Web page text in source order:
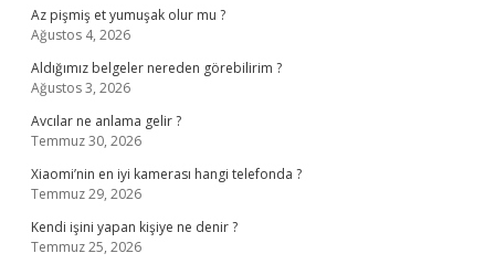
Az pişmiş et yumuşak olur mu ?
Ağustos 4, 2026
Aldığımız belgeler nereden görebilirim ?
Ağustos 3, 2026
Avcılar ne anlama gelir ?
Temmuz 30, 2026
Xiaomi’nin en iyi kamerası hangi telefonda ?
Temmuz 29, 2026
Kendi işini yapan kişiye ne denir ?
Temmuz 25, 2026